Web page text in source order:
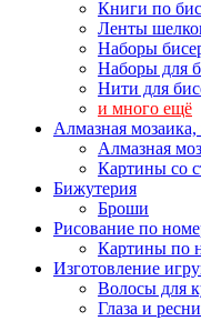
Книги по
Ленты
Наборы
Наборы для
Нити для
и много ещё
Алмазная
Алмазная
Картины co
Бижутерия
Броши
Рисование по
Картины по
Изготовление
Волосы для
Глаза и